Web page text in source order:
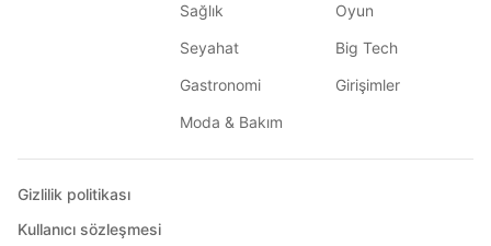
Sağlık
Seyahat
Gastronomi
Moda & Bakım
Oyun
Big Tech
Girişimler
Gizlilik politikası
Kullanıcı sözleşmesi